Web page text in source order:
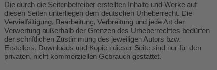
Die durch die Seitenbetreiber erstellten Inhalte und Werke auf
diesen Seiten unterliegen dem deutschen Urheberrecht. Die
Vervielfältigung, Bearbeitung, Verbreitung und jede Art der
Verwertung außerhalb der Grenzen des Urheberrechtes bedürfen
der schriftlichen Zustimmung des jeweiligen Autors bzw.
Erstellers. Downloads und Kopien dieser Seite sind nur für den
privaten, nicht kommerziellen Gebrauch gestattet.